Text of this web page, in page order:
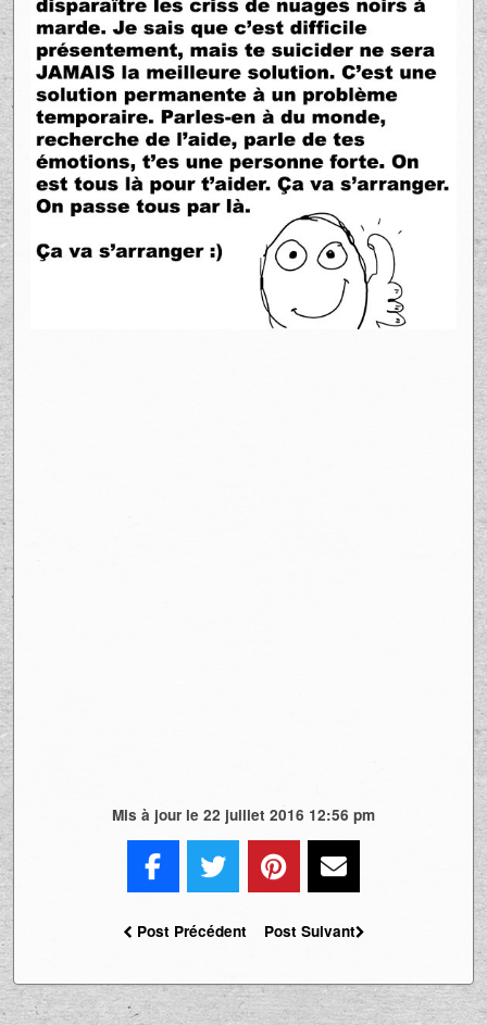
Mis à jour le 22 juillet 2016 12:56 pm
Post Précédent Post Suivant